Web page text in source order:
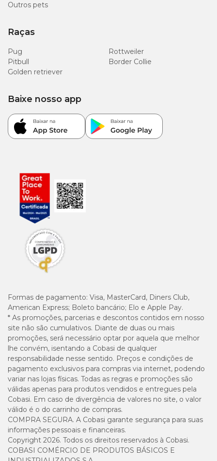
Outros pets
Raças
Pug
Rottweiler
Pitbull
Border Collie
Golden retriever
Formas de pagamento: Visa, MasterCard, Diners Club,
American Express; Boleto bancário; Elo e Apple Pay.
* As promoções, parcerias e descontos contidos em nosso
site não são cumulativos. Diante de duas ou mais
promoções, será necessário optar por aquela que melhor
lhe convém, isentando a Cobasi de qualquer
responsabilidade nesse sentido. Preços e condições de
pagamento exclusivos para compras via internet, podendo
variar nas lojas físicas. Todas as regras e promoções são
válidas apenas para produtos vendidos e entregues pela
Cobasi. Em caso de divergência de valores no site, o valor
válido é o do carrinho de compras.
COMPRA SEGURA. A Cobasi garante segurança para suas
informações pessoais e financeiras.
Copyright 2026. Todos os direitos reservados à Cobasi.
COBASI COMÉRCIO DE PRODUTOS BÁSICOS E
Baixe nosso app